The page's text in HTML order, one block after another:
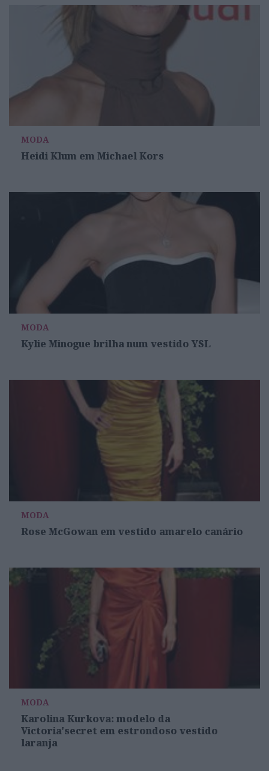
MODA
Heidi Klum em Michael Kors
MODA
Kylie Minogue brilha num vestido YSL
MODA
Rose McGowan em vestido amarelo canário
MODA
Karolina Kurkova: modelo da
Victoria'secret em estrondoso vestido
laranja